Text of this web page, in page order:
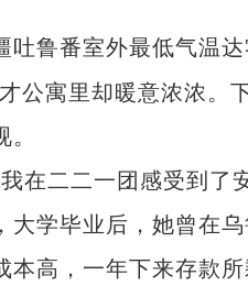
吐鲁番室外最低气温
公寓里却暖意浓浓。
在二二一团感受到了
大学毕业后，她曾在
高，一年下来存款所